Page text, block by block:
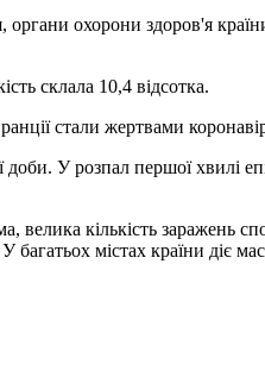
охорони здоров'я
склала 10,4 відсотка.
стали жертвами
У розпал першої хвилі
кількість заражень
містах країни діє